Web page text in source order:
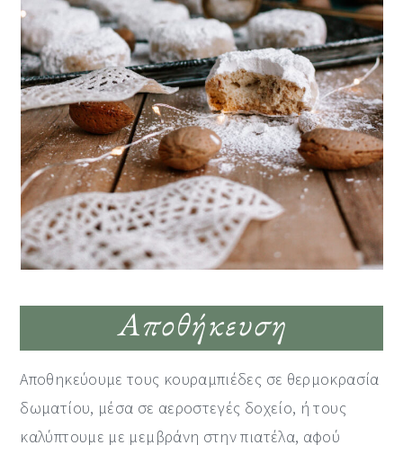
Αποθήκευση
Αποθηκεύουμε τους κουραμπιέδες σε θερμοκρασία
δωματίου, μέσα σε αεροστεγές δοχείο, ή τους
καλύπτουμε με μεμβράνη στην πιατέλα, αφού